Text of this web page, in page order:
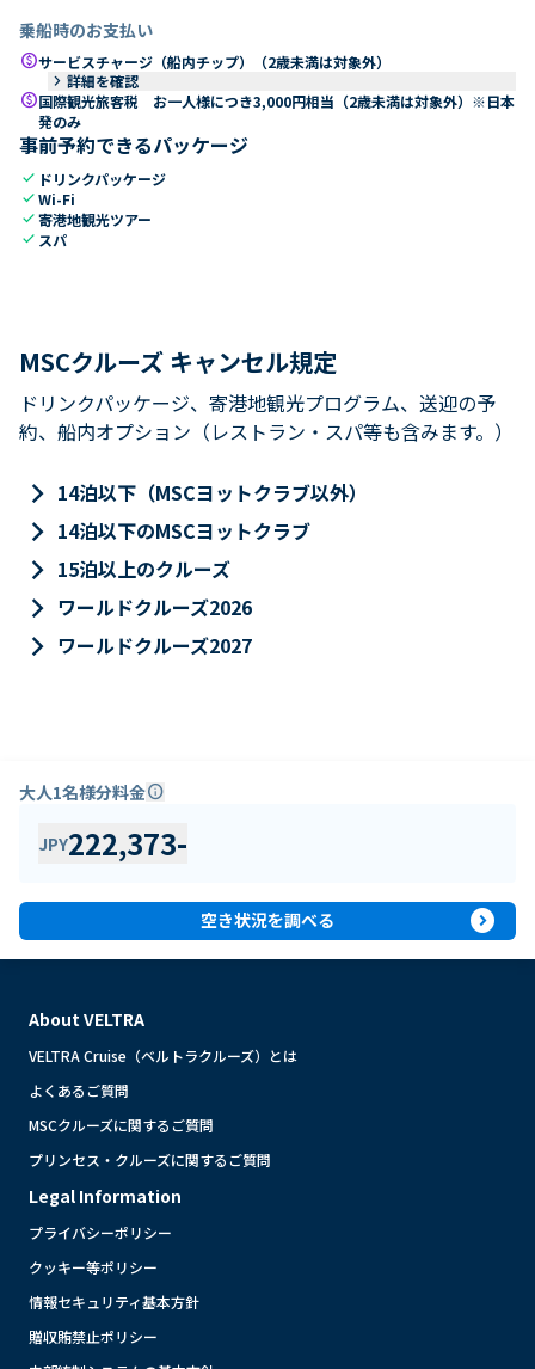
乗船時のお支払い
paidサービスチャージ（船内チップ）（2歳未満は対象外）
keyboard_arrow_right 詳細を確認
paid国際観光旅客税 お一人様につき3,000円相当（2歳未満は対象外）※日本
発のみ
事前予約できるパッケージ
check ドリンクパッケージ
checkWi-Fi
check寄港地観光ツアー
check スパ
MSCクルーズ キャンセル規定
ドリンクパッケージ、寄港地観光プログラム、送迎の予
約、船内オプション（レストラン・スパ等も含みます。）
keyboard_arrow_right 14泊以下（MSCヨットクラブ以外）
keyboard_arrow_right 14泊以下のMSCヨットクラブ
keyboard_arrow_right 15泊以上のクルーズ
keyboard_arrow_right ワールドクルーズ2026
keyboard_arrow_right ワールドクルーズ2027
大人1名様分料金info
JPY222,373-
空き状況を調べる expand_circle_right
About VELTRA
VELTRA Cruise（ベルトラクルーズ）とは
よくあるご質問
MSCクルーズに関するご質問
プリンセス・クルーズに関するご質問
Legal Information
プライバシーポリシー
クッキー等ポリシー
情報セキュリティ基本方針
贈収賄禁止ポリシー